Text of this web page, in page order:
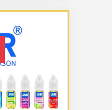
Le
prix
actuel
est :